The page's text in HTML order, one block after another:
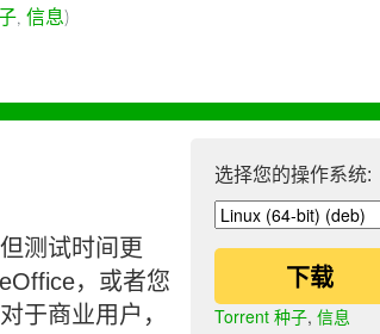
, 信息)
选择您的操作系统:
下载
Torrent 种子, 信息
测试时间更
，或者您
于商业用户，